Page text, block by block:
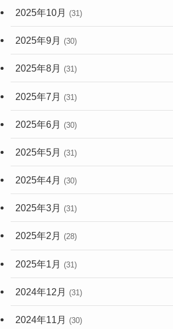
2025年10月 (31)
2025年9月 (30)
2025年8月 (31)
2025年7月 (31)
2025年6月 (30)
2025年5月 (31)
2025年4月 (30)
2025年3月 (31)
2025年2月 (28)
2025年1月 (31)
2024年12月 (31)
2024年11月 (30)